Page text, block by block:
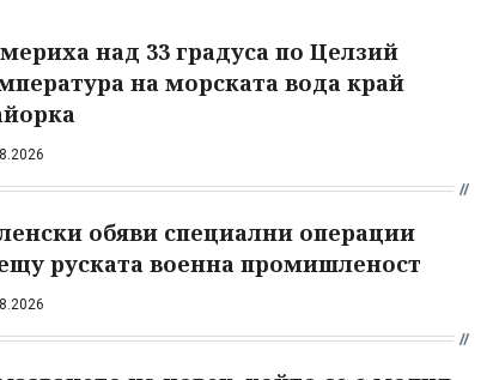
над 33 градуса по Целзий
на морската вода край
обяви специални операции
руската военна промишленост